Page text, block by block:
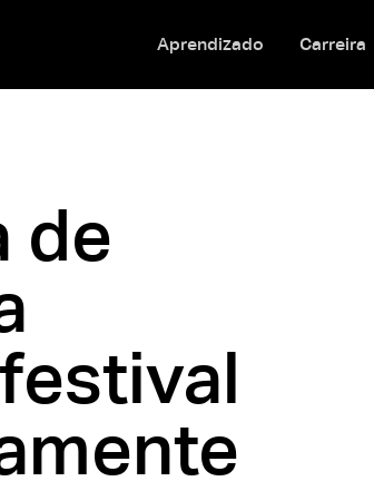
Aprendizado Carreira
de